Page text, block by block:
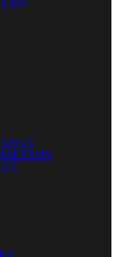
TAMY